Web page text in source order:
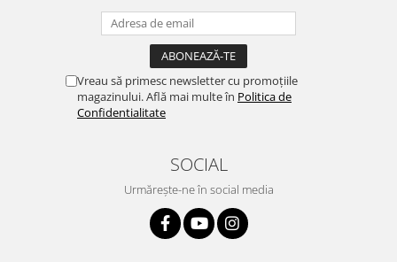
Vreau să primesc newsletter cu promoțiile
magazinului. Află mai multe în Politica de
Confidentialitate
SOCIAL
Urmărește-ne în social media